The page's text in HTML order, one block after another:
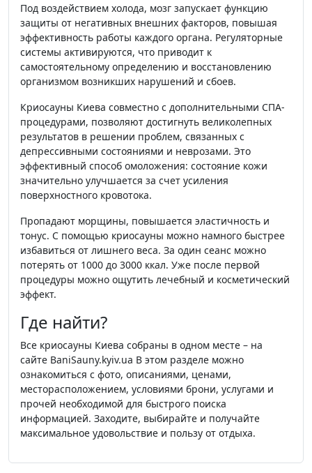
Под воздействием холода, мозг запускает функцию
защиты от негативных внешних факторов, повышая
эффективность работы каждого органа. Регуляторные
системы активируются, что приводит к
самостоятельному определению и восстановлению
организмом возникших нарушений и сбоев.
Криосауны Киева совместно с дополнительными СПА-
процедурами, позволяют достигнуть великолепных
результатов в решении проблем, связанных с
депрессивными состояниями и неврозами. Это
эффективный способ омоложения: состояние кожи
значительно улучшается за счет усиления
поверхностного кровотока.
Пропадают морщины, повышается эластичность и
тонус. С помощью криосауны можно намного быстрее
избавиться от лишнего веса. За один сеанс можно
потерять от 1000 до 3000 ккал. Уже после первой
процедуры можно ощутить лечебный и косметический
эффект.
Где найти?
Все криосауны Киева собраны в одном месте – на
сайте BaniSauny.kyiv.ua В этом разделе можно
ознакомиться с фото, описаниями, ценами,
месторасположением, условиями брони, услугами и
прочей необходимой для быстрого поиска
информацией. Заходите, выбирайте и получайте
максимальное удовольствие и пользу от отдыха.